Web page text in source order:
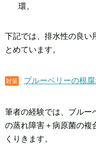
環。
下記では、排水性の良い
とめています。
対策 ブルーベリーの根
筆者の経験では、ブルー
の蒸れ障害＋病原菌の複
くりきます。